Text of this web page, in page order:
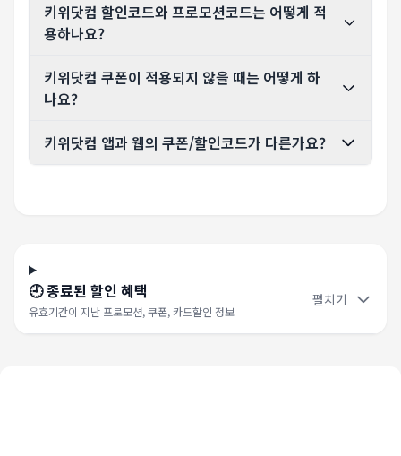
키위닷컴 할인코드와 프로모션코드는 어떻게 적
용하나요?
키위닷컴 쿠폰이 적용되지 않을 때는 어떻게 하
나요?
키위닷컴 앱과 웹의 쿠폰/할인코드가 다른가요?
🕘 종료된 할인 혜택
유효기간이 지난 프로모션, 쿠폰, 카드할인 정보
펼치기